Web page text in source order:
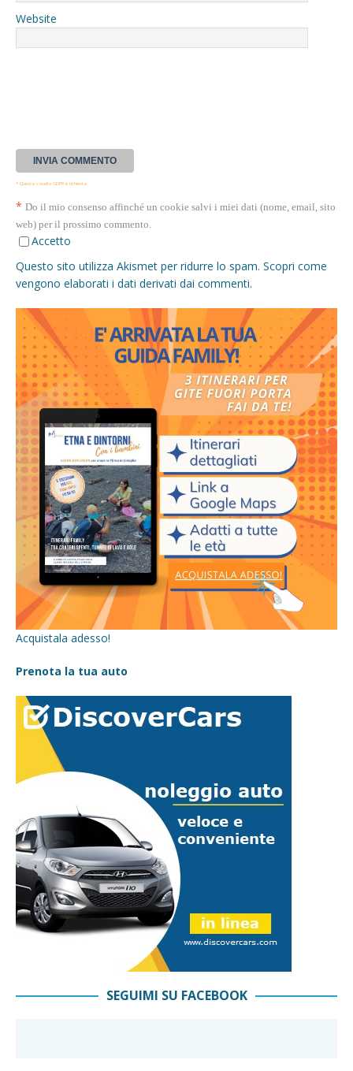
Website
* Questa casella GDPR è richiesta
* Do il mio consenso affinché un cookie salvi i miei dati (nome, email, sito
web) per il prossimo commento.
Accetto
Questo sito utilizza Akismet per ridurre lo spam. Scopri come
vengono elaborati i dati derivati dai commenti.
Acquistala adesso!
Prenota la tua auto
SEGUIMI SU FACEBOOK